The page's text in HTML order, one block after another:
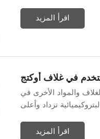
اقرأ المزيد
في غلاف أوكتج
والمواد الأخرى في
اقرأ المزيد